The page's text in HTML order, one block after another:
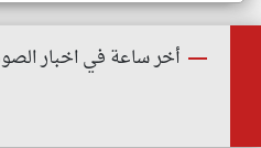
أخر ساعة في اخبار